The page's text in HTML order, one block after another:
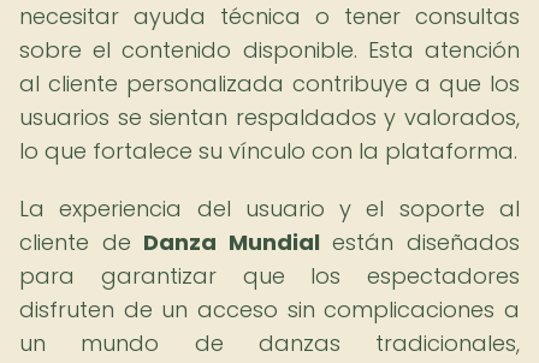
necesitar ayuda técnica o tener consultas
sobre el contenido disponible. Esta atención
al cliente personalizada contribuye a que los
usuarios se sientan respaldados y valorados,
lo que fortalece su vínculo con la plataforma.
La experiencia del usuario y el soporte al
cliente de Danza Mundial están diseñados
para garantizar que los espectadores
disfruten de un acceso sin complicaciones a
un mundo de danzas tradicionales,